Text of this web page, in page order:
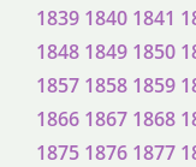
1839 1840 1841
1848 1849 1850
1857 1858 1859
1866 1867 1868
1875 1876 1877